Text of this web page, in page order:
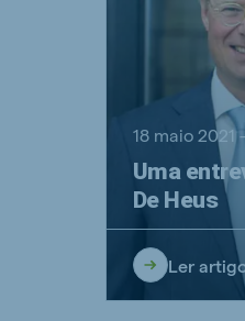
18 maio 2021
Uma
De Heus
Ler